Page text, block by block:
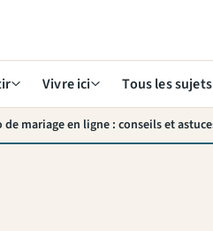
Vivre ici Tous les sujets